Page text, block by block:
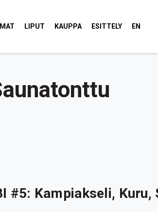
LIPUT KAUPPA ESITTELY EN
#5: Kampiakseli, Kuru,